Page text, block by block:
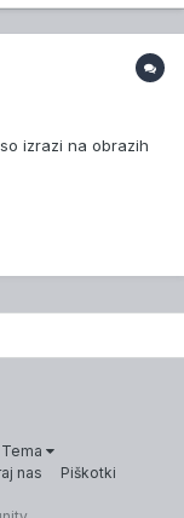
izrazi na obrazih
Tema
nas Piškotki